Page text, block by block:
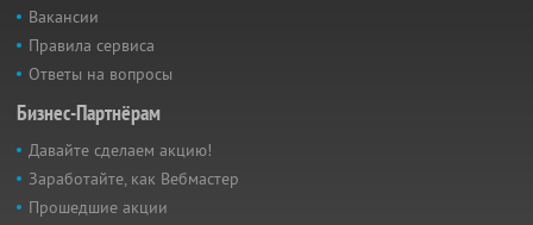
Вакансии
Правила сервиса
Ответы на вопросы
Бизнес-Партнёрам
Давайте сделаем акцию!
Заработайте, как Вебмастер
Прошедшие акции